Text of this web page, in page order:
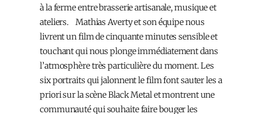
à la ferme entre brasserie artisanale, musique et
ateliers. Mathias Averty et son équipe nous
livrent un film de cinquante minutes sensible et
touchant qui nous plonge immédiatement dans
l’atmosphère très particulière du moment. Les
six portraits qui jalonnent le film font sauter les a
priori sur la scène Black Metal et montrent une
communauté qui souhaite faire bouger les